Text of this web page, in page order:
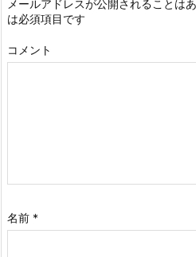
メールアドレスが公開されることはあ
は必須項目です
コメント
名前 *